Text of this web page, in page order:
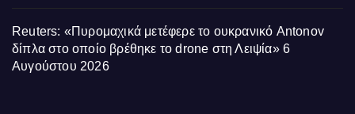
Reuters: «Πυρομαχικά μετέφερε το ουκρανικό Antonov
δίπλα στο οποίο βρέθηκε το drone στη Λειψία» 6
Αυγούστου 2026